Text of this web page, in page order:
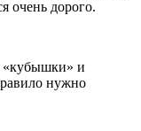
очень дорого.
«кубышки» и
нужно